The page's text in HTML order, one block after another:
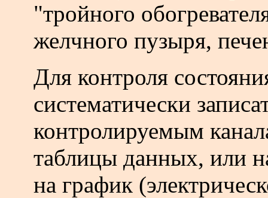
"тройного
желчного пузыря,
Для контроля
систематически
контролируемым
таблицы данных, или
на график